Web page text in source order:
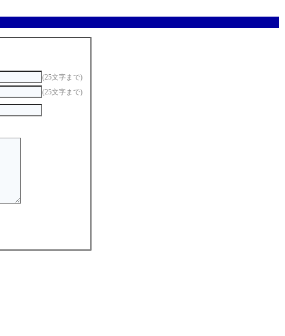
(25文字まで)
(25文字まで)